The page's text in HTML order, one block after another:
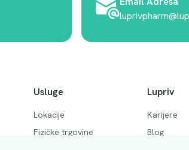
Usluge
Lokacije
Fizičke trgovine
Lupriv
Karijere
Blog